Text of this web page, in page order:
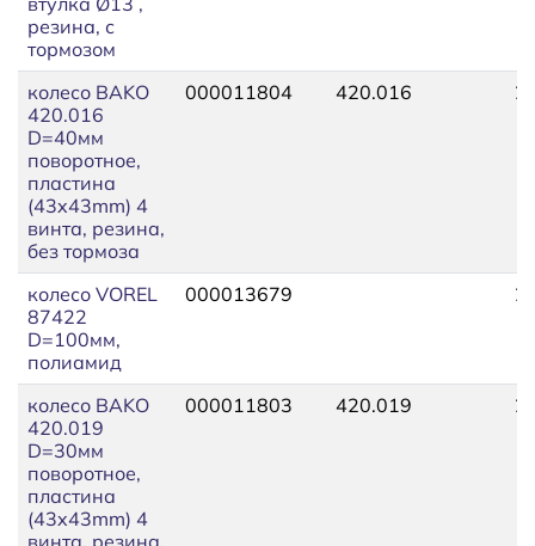
резина, с
тормозом
колесо BAKO
420.016
D=40мм
поворотное,
пластина
(43x43mm) 4
винта, резина,
без тормоза
000011804 420.016
колесо VOREL
87422
D=100мм,
полиамид
000013679
колесо BAKO
420.019
D=30мм
поворотное,
пластина
(43x43mm) 4
винта, резина,
000011803 420.019